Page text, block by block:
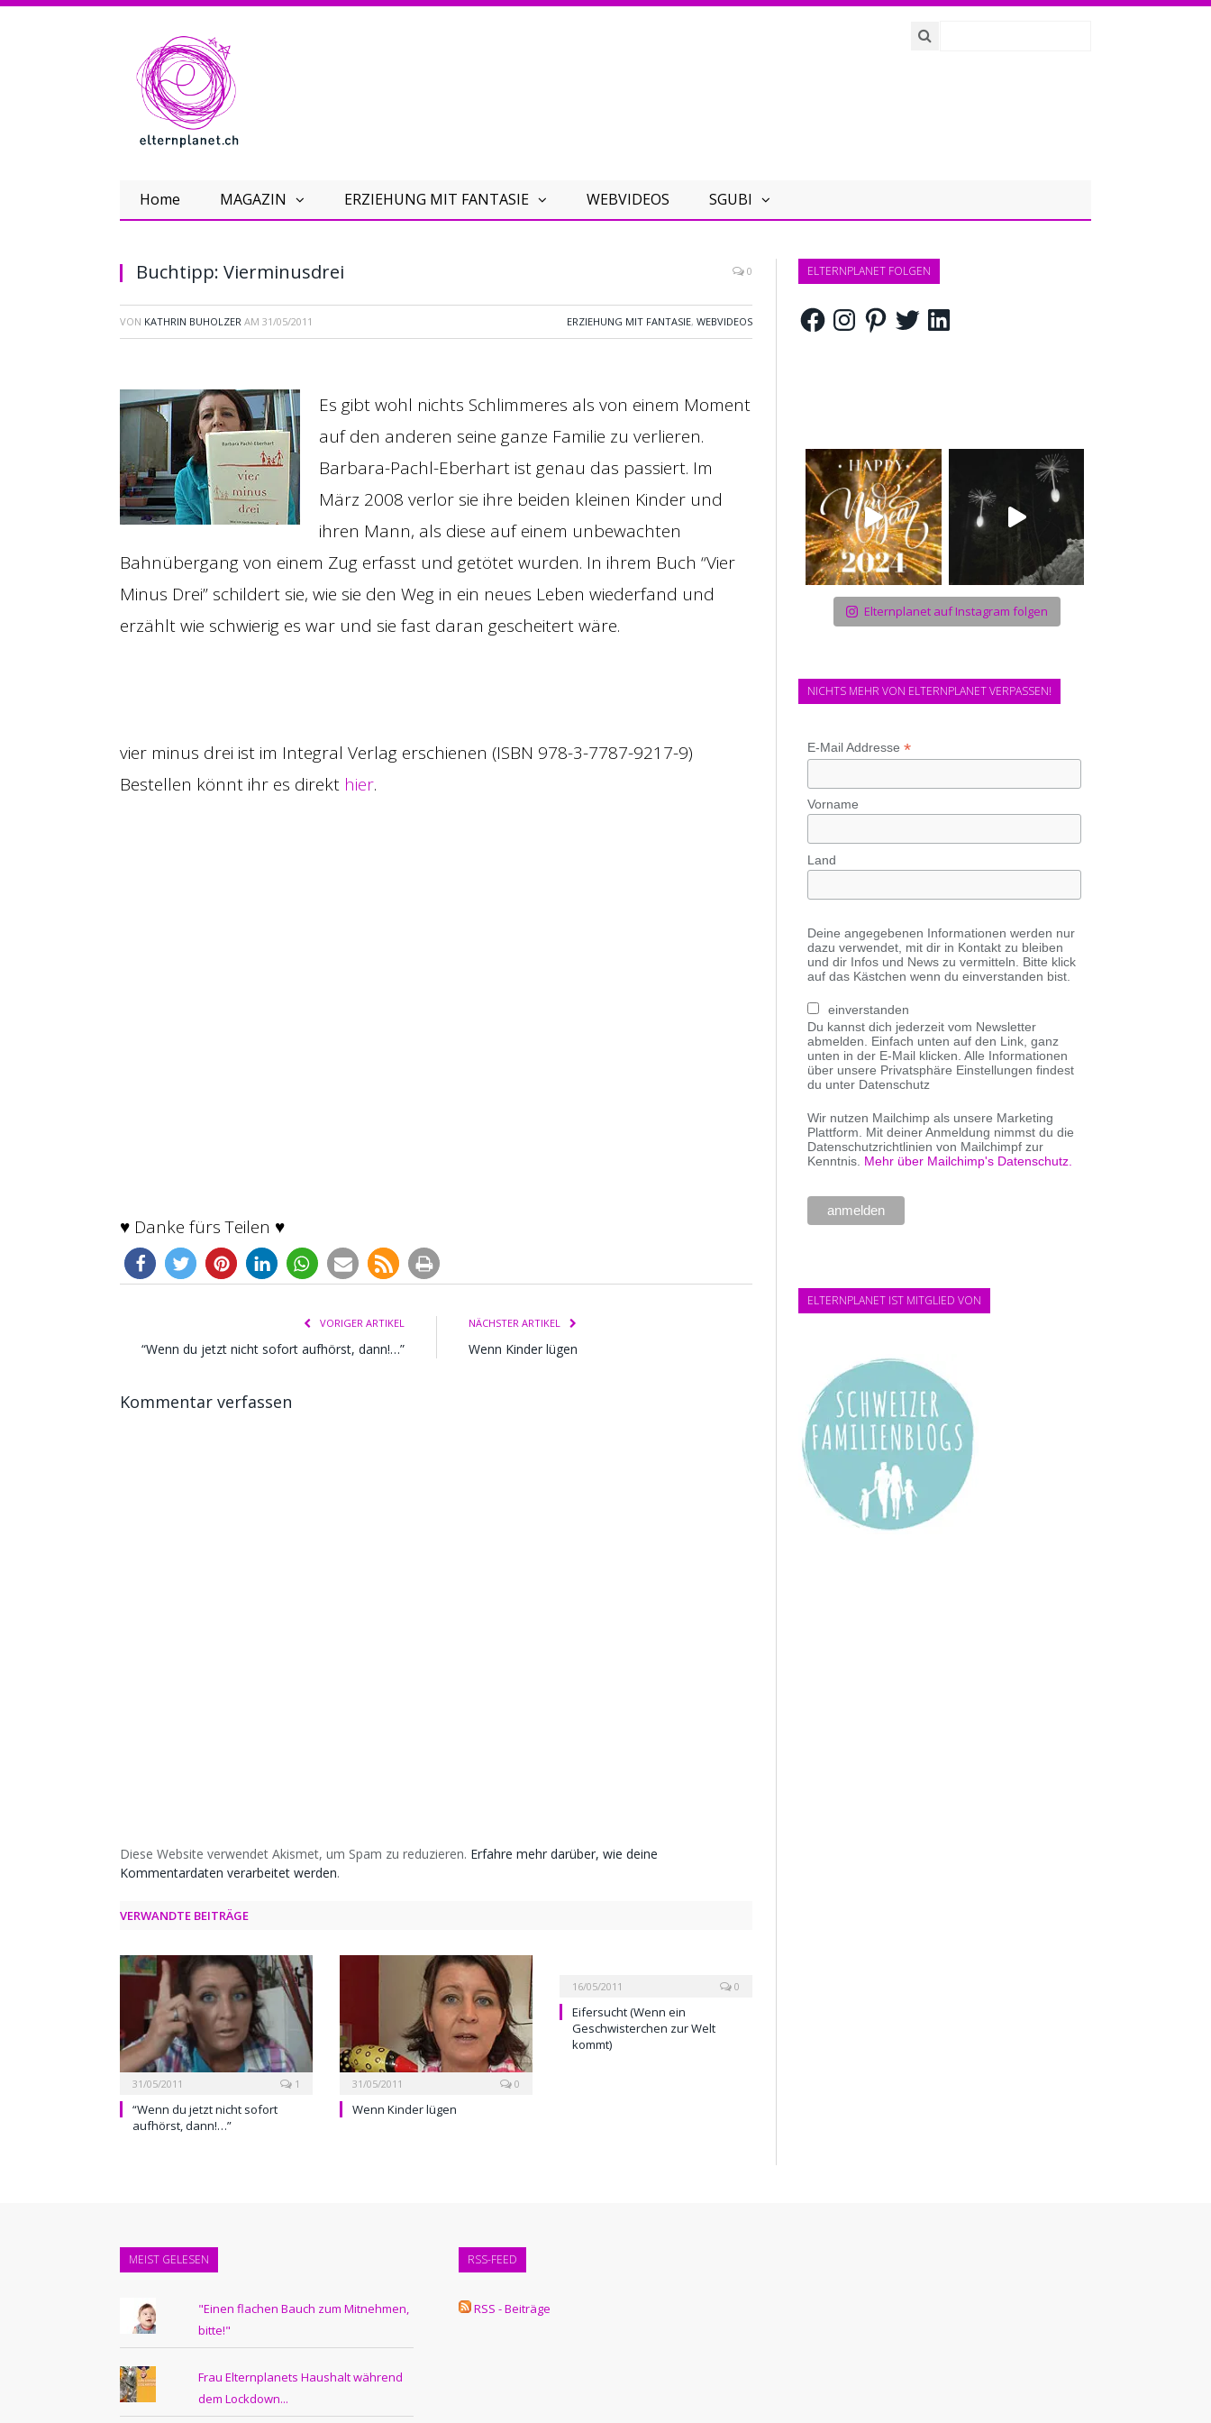
Home MAGAZIN ERZIEHUNG MIT FANTASIE WEBVIDEOS SGUBI
Buchtipp: Vierminusdrei 0
VON KATHRIN BUHOLZER AM 31/05/2011 ERZIEHUNG MIT FANTASIE, WEBVIDEOS
Es gibt wohl nichts Schlimmeres als von einem Moment
auf den anderen seine ganze Familie zu verlieren.
Barbara-Pachl-Eberhart ist genau das passiert. Im
März 2008 verlor sie ihre beiden kleinen Kinder und
ihren Mann, als diese auf einem unbewachten
Bahnübergang von einem Zug erfasst und getötet wurden. In ihrem Buch “Vier
Minus Drei” schildert sie, wie sie den Weg in ein neues Leben wiederfand und
erzählt wie schwierig es war und sie fast daran gescheitert wäre.
vier minus drei ist im Integral Verlag erschienen (ISBN 978-3-7787-9217-9)
Bestellen könnt ihr es direkt hier.
♥ Danke fürs Teilen ♥
VORIGER ARTIKEL
“Wenn du jetzt nicht sofort aufhörst, dann!…”
NÄCHSTER ARTIKEL
Wenn Kinder lügen
Kommentar verfassen
Diese Website verwendet Akismet, um Spam zu reduzieren. Erfahre mehr darüber, wie deine
Kommentardaten verarbeitet werden.
VERWANDTE BEITRÄGE
31/05/2011 1
“Wenn du jetzt nicht sofort
aufhörst, dann!…”
31/05/2011 0
Wenn Kinder lügen
16/05/2011 0
Eifersucht (Wenn ein
Geschwisterchen zur Welt
kommt)
ELTERNPLANET FOLGEN
FacebookInstagramPinterestTwitterLinkedIn
Elternplanet auf Instagram folgen
NICHTS MEHR VON ELTERNPLANET VERPASSEN!
E-Mail Addresse *
Vorname
Land
Deine angegebenen Informationen werden nur
dazu verwendet, mit dir in Kontakt zu bleiben
und dir Infos und News zu vermitteln. Bitte klick
auf das Kästchen wenn du einverstanden bist.
einverstanden
Du kannst dich jederzeit vom Newsletter
abmelden. Einfach unten auf den Link, ganz
unten in der E-Mail klicken. Alle Informationen
über unsere Privatsphäre Einstellungen findest
du unter Datenschutz
Wir nutzen Mailchimp als unsere Marketing
Plattform. Mit deiner Anmeldung nimmst du die
Datenschutzrichtlinien von Mailchimpf zur
Kenntnis. Mehr über Mailchimp's Datenschutz.
ELTERNPLANET IST MITGLIED VON
MEIST GELESEN
"Einen flachen Bauch zum Mitnehmen,
bitte!"
Frau Elternplanets Haushalt während
dem Lockdown...
RSS-FEED
RSS - Beiträge